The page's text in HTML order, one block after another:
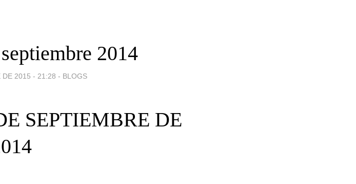
2014
DE 2015 - 21:28 - BLOGS
SEPTIEMBRE DE